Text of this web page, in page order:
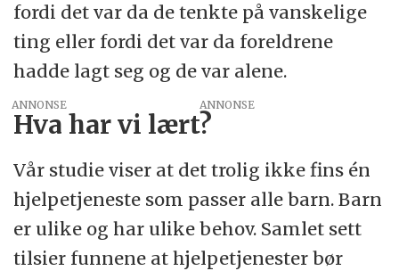
fordi det var da de tenkte på vanskelige
ting eller fordi det var da foreldrene
hadde lagt seg og de var alene.
ANNONSE
Hva har vi lært?
Vår studie viser at det trolig ikke fins én
hjelpetjeneste som passer alle barn. Barn
er ulike og har ulike behov. Samlet sett
tilsier funnene at hjelpetjenester bør